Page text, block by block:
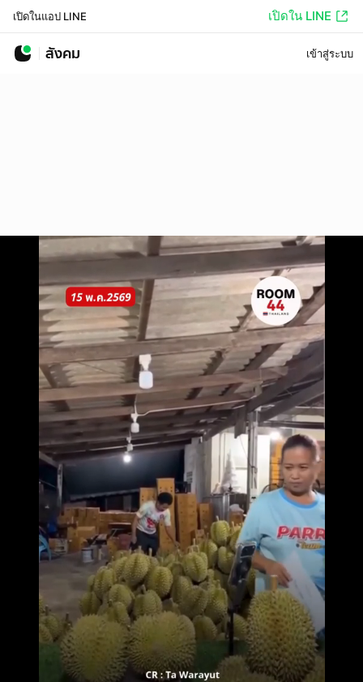
เปิดในแอป LINE เปิดใน LINE
สังคม เข้าสู่ระบบ